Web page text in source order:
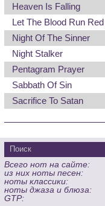
Heaven Is Falling
Let The Blood Run Red
Night Of The Sinner
Night Stalker
Pentagram Prayer
Sabbath Of Sin
Sacrifice To Satan
Всего нот на сайте:
из них ноты песен:
ноты классики:
ноты джаза и блюза:
GTP: